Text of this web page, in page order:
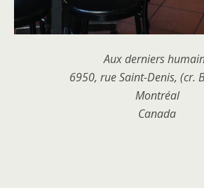
Aux derniers
6950, rue Saint-Denis, (cr.
Montréal
Canada